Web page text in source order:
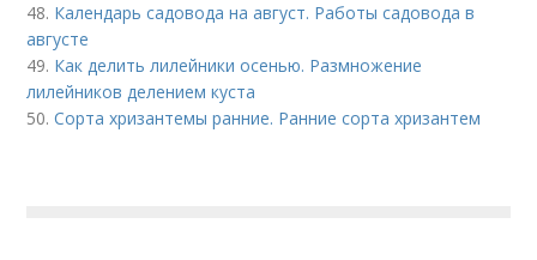
48. Календарь садовода на август. Работы садовода в
августе
49. Как делить лилейники осенью. Размножение
лилейников делением куста
50.Сорта хризантемы ранние. Ранние сорта хризантем